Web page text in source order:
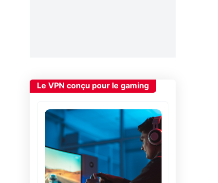
Le VPN conçu pour le gaming